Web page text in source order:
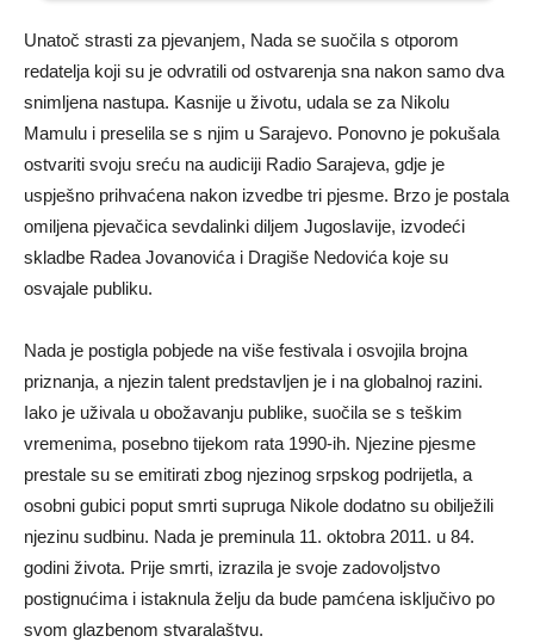
Unatoč strasti za pjevanjem, Nada se suočila s otporom
redatelja koji su je odvratili od ostvarenja sna nakon samo dva
snimljena nastupa. Kasnije u životu, udala se za Nikolu
Mamulu i preselila se s njim u Sarajevo. Ponovno je pokušala
ostvariti svoju sreću na audiciji Radio Sarajeva, gdje je
uspješno prihvaćena nakon izvedbe tri pjesme. Brzo je postala
omiljena pjevačica sevdalinki diljem Jugoslavije, izvodeći
skladbe Radea Jovanovića i Dragiše Nedovića koje su
osvajale publiku.
Nada je postigla pobjede na više festivala i osvojila brojna
priznanja, a njezin talent predstavljen je i na globalnoj razini.
Iako je uživala u obožavanju publike, suočila se s teškim
vremenima, posebno tijekom rata 1990-ih. Njezine pjesme
prestale su se emitirati zbog njezinog srpskog podrijetla, a
osobni gubici poput smrti supruga Nikole dodatno su obilježili
njezinu sudbinu. Nada je preminula 11. oktobra 2011. u 84.
godini života. Prije smrti, izrazila je svoje zadovoljstvo
postignućima i istaknula želju da bude pamćena isključivo po
svom glazbenom stvaralaštvu.